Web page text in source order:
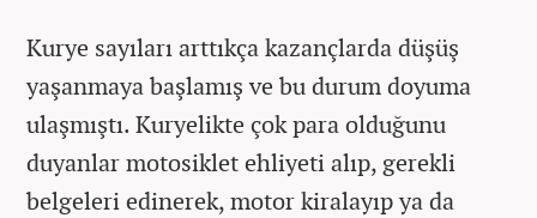
Kurye sayıları arttıkça kazançlarda düşüş
yaşanmaya başlamış ve bu durum doyuma
ulaşmıştı. Kuryelikte çok para olduğunu
duyanlar motosiklet ehliyeti alıp, gerekli
belgeleri edinerek, motor kiralayıp ya da